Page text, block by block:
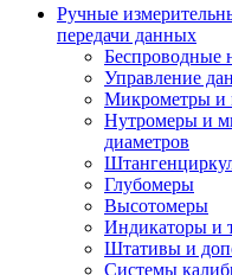
Ручные
передачи данных
Беспроводные
Управление
Микрометры и
Нутромеры и
диаметров
Глубомеры
Высотомеры
Индикаторы и
Штативы и
Системы